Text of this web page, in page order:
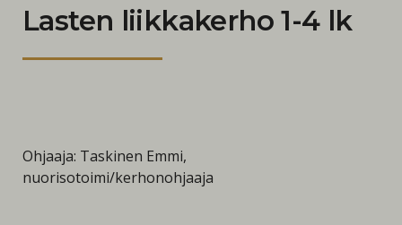
Lasten liikkakerho 1-4 lk
Ohjaaja: Taskinen Emmi,
nuorisotoimi/kerhonohjaaja